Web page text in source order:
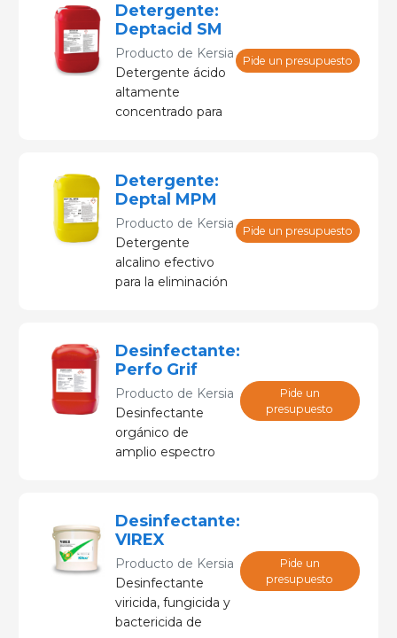
Detergente:
Deptacid SM
Producto de Kersia
Detergente ácido
altamente
concentrado para
Pide un presupuesto
Detergente:
Deptal MPM
Producto de Kersia
Detergente
alcalino efectivo
para la eliminación
Pide un presupuesto
Desinfectante:
Perfo Grif
Producto de Kersia
Desinfectante
orgánico de
amplio espectro
tubería.
Pide un
presupuesto
Desinfectante:
VIREX
Producto de Kersia
Desinfectante
viricida, fungicida y
bactericida de
Pide un
presupuesto